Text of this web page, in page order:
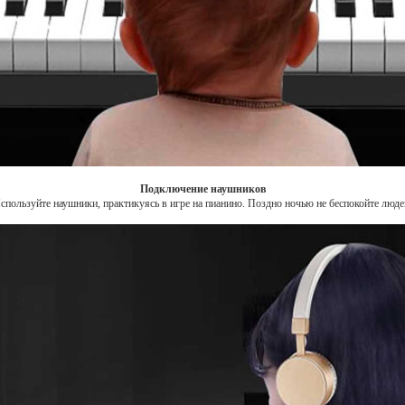
Подключение наушников
наушники, практикуясь в игре на пианино. Поздно ночью не беспокойте